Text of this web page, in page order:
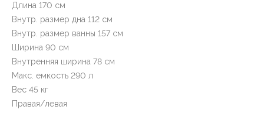
Длина 170 см
Внутр. размер дна 112 см
Внутр. размер ванны 157 см
Ширина 90 см
Внутренняя ширина 78 см
Макс. емкость 290 л
Вес 45 кг
Правая/левая